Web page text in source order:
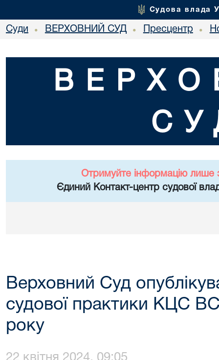
Судова влада
Суди • ВЕРХОВНИЙ СУД • Пресцентр •
Отримуйте інформацію лише
Єдиний Контакт-центр судової
Верховний Суд
судової практики КЦС
року
22 квітня 2024, 09:05